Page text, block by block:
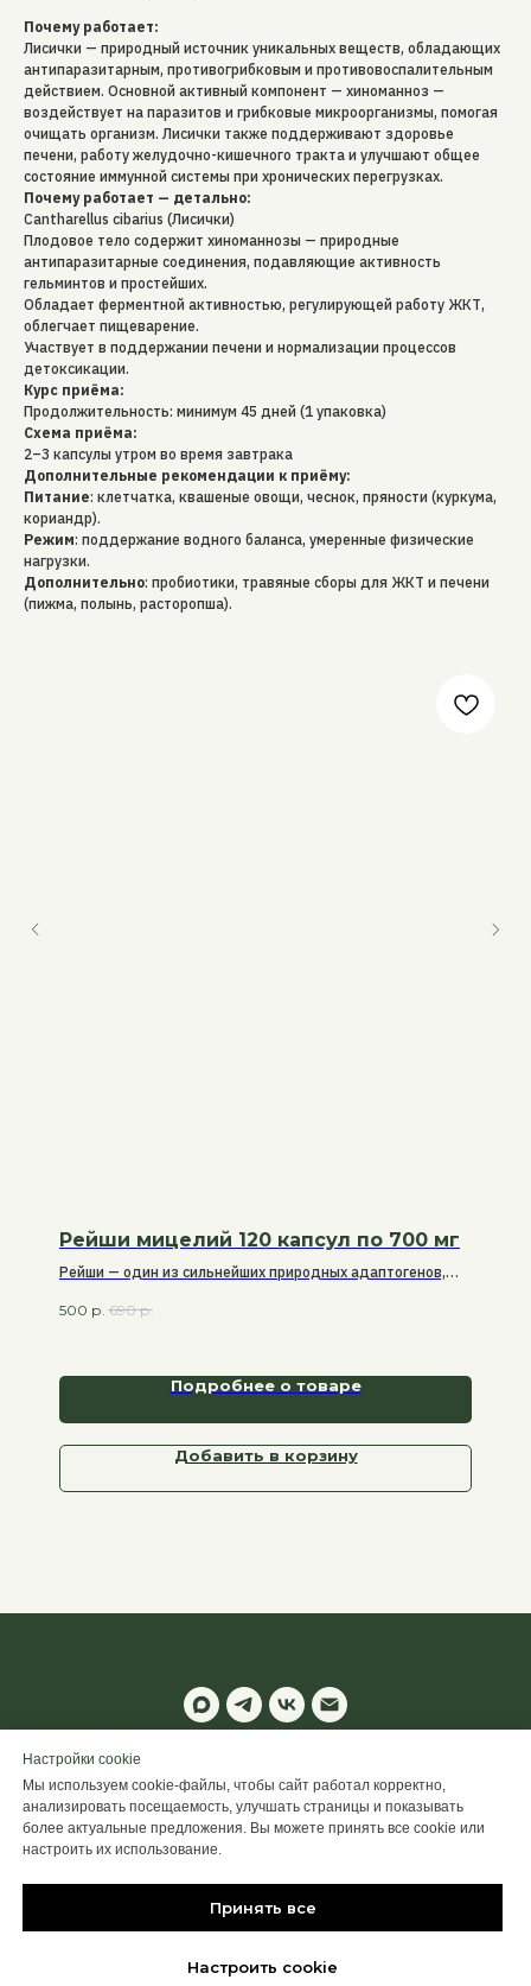
Почему работает:
Лисички — природный источник уникальных веществ, обладающих
антипаразитарным, противогрибковым и противовоспалительным
действием. Основной активный компонент — хиноманноз —
воздействует на паразитов и грибковые микроорганизмы, помогая
очищать организм. Лисички также поддерживают здоровье
печени, работу желудочно-кишечного тракта и улучшают общее
состояние иммунной системы при хронических перегрузках.
Почему работает — детально:
Cantharellus cibarius (Лисички)
Плодовое тело содержит хиноманнозы — природные
антипаразитарные соединения, подавляющие активность
гельминтов и простейших.
Обладает ферментной активностью, регулирующей работу ЖКТ,
облегчает пищеварение.
Участвует в поддержании печени и нормализации процессов
детоксикации.
Курс приёма:
Продолжительность: минимум 45 дней (1 упаковка)
Схема приёма:
2–3 капсулы утром во время завтрака
Дополнительные рекомендации к приёму:
Питание: клетчатка, квашеные овощи, чеснок, пряности (куркума,
кориандр).
Режим: поддержание водного баланса, умеренные физические
нагрузки.
Дополнительно: пробиотики, травяные сборы для ЖКТ и печени
(пижма, полынь, расторопша).
Рейши мицелий 120 капсул по 700 мг
Рейши — один из сильнейших природных адаптогенов,
нормализовать сон, стабилизировать работу нервной и
500 р. 690 р.
Подробнее о товаре
Добавить в корзину
Настроить Cookie
Back to top
Настройки cookie
Мы используем cookie-файлы, чтобы сайт работал корректно,
анализировать посещаемость, улучшать страницы и показывать
более актуальные предложения. Вы можете принять все cookie или
настроить их использование.
Принять все
Настроить cookie